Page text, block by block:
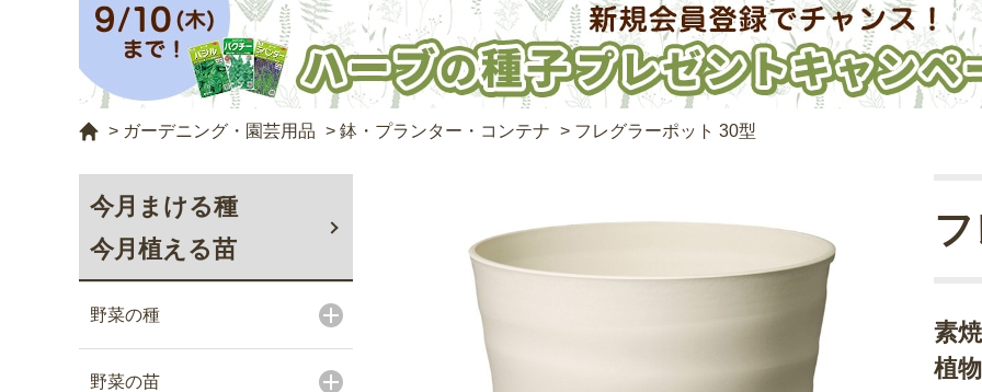
> ガーデニング・園芸用品 > 鉢・プランター・コンテナ > フレグラーポット 30型
今月まける種
今月植える苗
野菜の種
野菜の苗
素
植